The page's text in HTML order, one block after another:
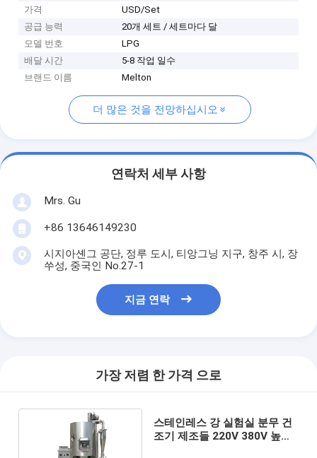
가격
USD/Set
공급 능력
20개 세트 / 세트마다 달
모델 번호
LPG
배달 시간
5-8 작업 일수
브랜드 이름
Melton
더 많은 것을 전망하십시오
연락처 세부 사항
Mrs. Gu
+86 13646149230
시지아셴그 공단, 정루 도시, 티앙그닝 지구, 창주 시, 장
쑤성, 중국인 No.27-1
지금 연락
가장 저렴 한 가격 으로
스테인레스 강 실험실 분무 건
조기 제조들 220V 380V 높은